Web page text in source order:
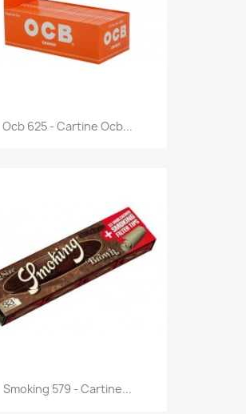
Anteprima
Ocb 625 - Cartine Ocb...
Anteprima
Smoking 579 - Cartine...